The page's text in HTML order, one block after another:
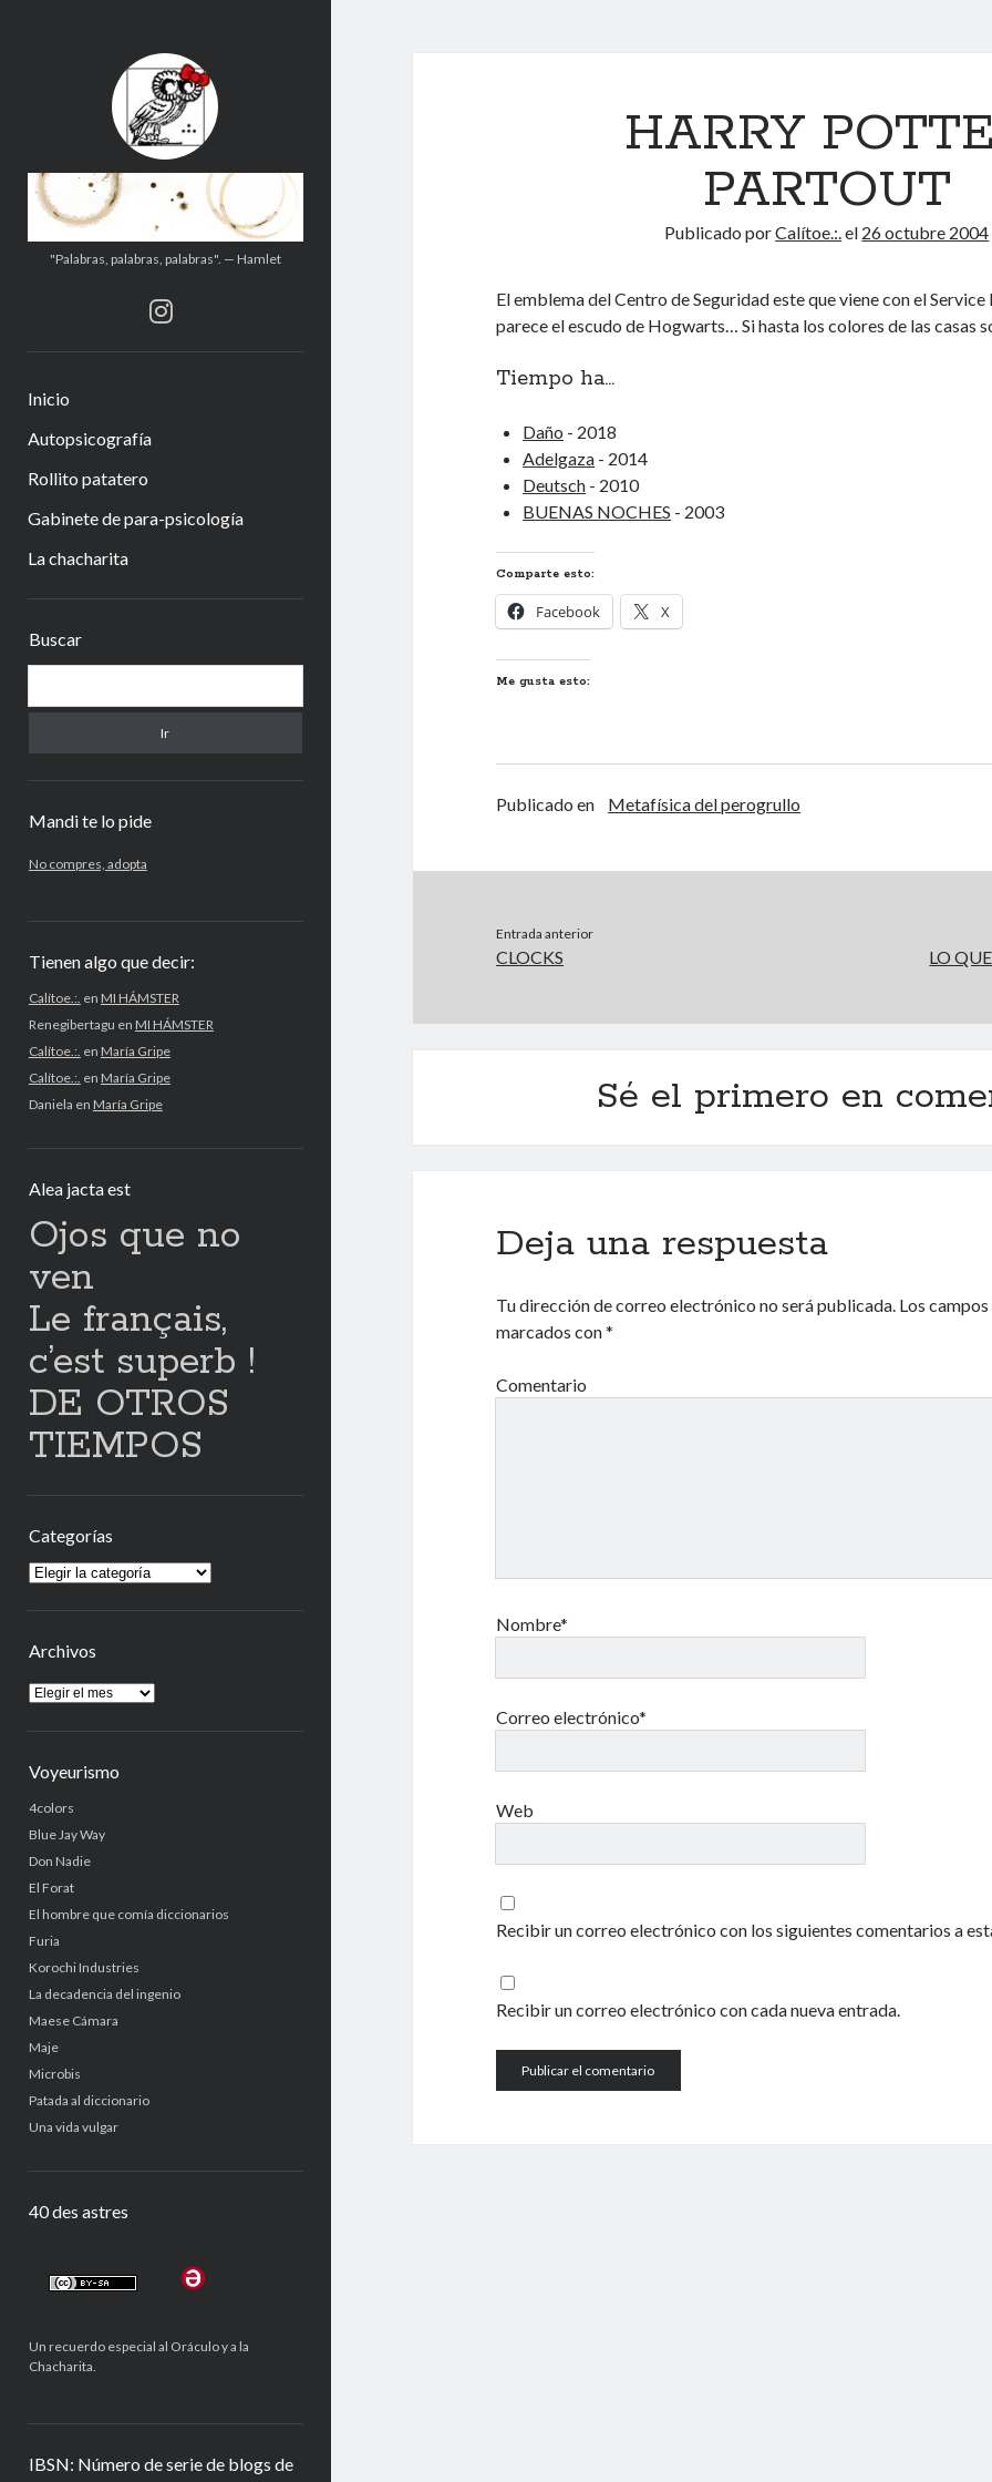
.:.Calito(h)eces.:.
"Palabras, palabras, palabras". — Hamlet
instagram
Inicio
Autopsicografía
Rollito patatero
Gabinete de para-psicología
La chacharita
lateral
Buscar
Mandi te lo pide
No compres, adopta
Tienen algo que decir:
Calítoe.:. en MI HÁMSTER
Renegibertagu en MI HÁMSTER
Calítoe.:. en María Gripe
Calítoe.:. en María Gripe
Daniela en María Gripe
Alea jacta est
Ojos que no
ven
Le français,
c’est superb !
DE OTROS
TIEMPOS
Categorías
Categorías
Archivos
Archivos
Voyeurismo
4colors
Blue Jay Way
Don Nadie
El Forat
El hombre que comía diccionarios
Furia
Korochi Industries
La decadencia del ingenio
Maese Cámara
Maje
Microbis
Patada al diccionario
Una vida vulgar
40 des astres
Un recuerdo especial al Oráculo y a la
Chacharita.
IBSN: Número de serie de blogs de
HARRY
PARTOUT
Publicado porCalítoe.:.el 26 octubre 2004
El emblema del Centro de Seguridad este que viene con el Service
parece el escudo de Hogwarts… Si hasta los colores de las casas
Tiempo ha...
Daño - 2018
Adelgaza - 2014
Deutsch - 2010
BUENAS NOCHES - 2003
Comparte esto:
Facebook X
Me gusta esto:
Publicado en Metafísica del perogrullo
Entrada anterior
CLOCKS LO
Sé el primero en
Deja una respuesta
Tu dirección de correo electrónico no será publicada. Los
marcados con*
Comentario
Nombre*
Correo electrónico*
Web
Recibir un correo electrónico con los siguientes comentarios a
Recibir un correo electrónico con cada nueva entrada.